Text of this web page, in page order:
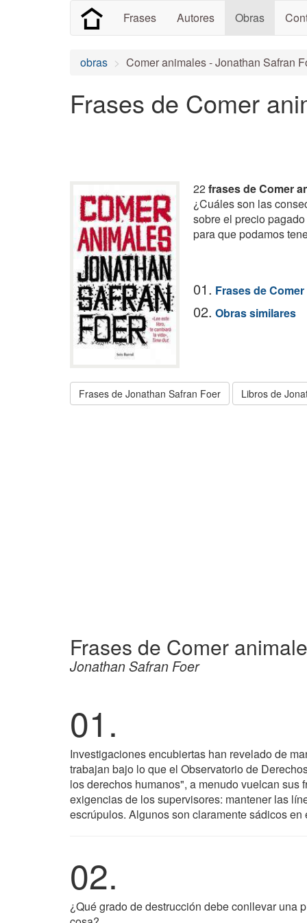
Frases Autores Obras
obras Comer animales - Jonathan Safran
Frases de Comer
22frases de Comer
¿Cuáles son las
sobre el precio
para que podamos
01. Frases de
02. Obras similares
Frases de Jonathan Safran Foer Libros de
Frases de Comer
Jonathan Safran Foer
01.
Investigaciones encubiertas han revelado de
trabajan bajo lo que el Observatorio de
los derechos humanos", a menudo vuelcan
exigencias de los supervisores: mantener las
escrúpulos. Algunos son claramente sádicos
02.
¿Qué grado de destrucción debe conllevar una